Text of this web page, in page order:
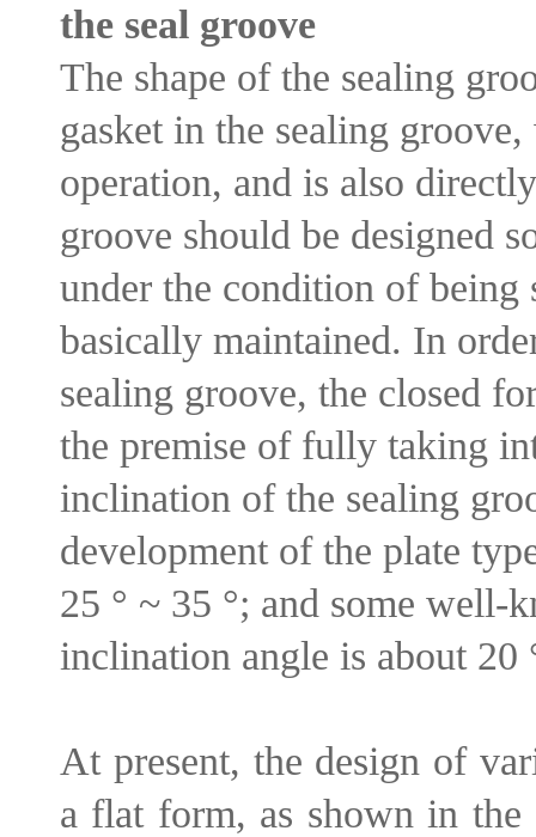
the seal groove
The shape of the sealing
gasket in the sealing
operation, and is also
groove should be designed
under the condition of being
basically maintained. In
sealing groove, the closed
the premise of fully taking
inclination of the sealing
development of the plate
25 ° ~ 35 °; and some well-
inclination angle is about 20
At present, the design of
a flat form, as shown in the